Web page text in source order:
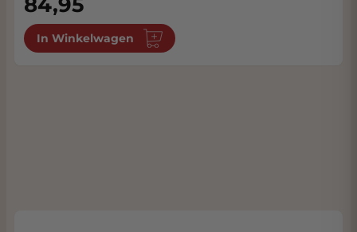
In Winkelwagen